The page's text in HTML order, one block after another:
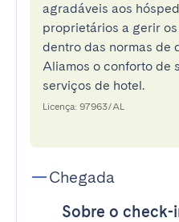
agradáveis aos
proprietários a gerir
dentro das normas de
Aliamos o conforto de
serviços de hotel.
Licença: 97963/AL
Chegada
Sobre o check-